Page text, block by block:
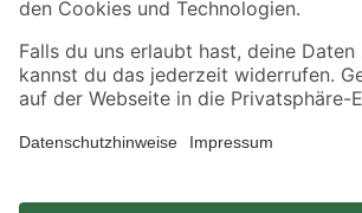
Alle Preisangaben in EUR inkl. gesetzl. MwSt.. Die
Umständen nicht in allen Märkten verfügbar. Die angegebenen
Produkte nur solange der Vorrat reicht.
*Paketversand ab 59 € versandkostenfrei, gilt nicht für Artikel